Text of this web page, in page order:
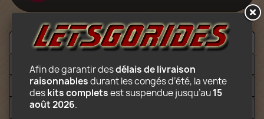
Description
Détails
Fichiers
Video
Afin de garantir des délais de livraison
raisonnables durant les congés d’été, la vente
des kits complets est suspendue jusqu’au 15
août 2026.